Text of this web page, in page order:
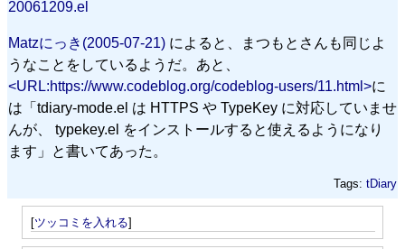
20061209.el
Matzにっき(2005-07-21) によると、まつもとさんも同じよ
うなことをしているようだ。あと、
<URL:https://www.codeblog.org/codeblog-users/11.html>に
は「tdiary-mode.el は HTTPS や TypeKey に対応していませ
んが、 typekey.el をインストールすると使えるようになり
ます」と書いてあった。
Tags: tDiary
[ツッコミを入れる]